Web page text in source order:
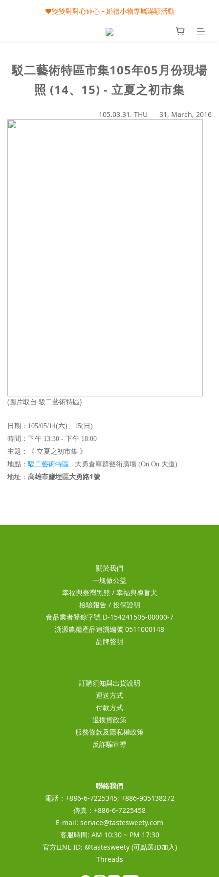
🎀08/01-09/30 秋節月圓家家慶- 滿額即享專屬小禮
❤️雙雙對對心連心 - 婚禮小物專屬滿額活動
🎀08/01-09/30 秋節月圓家家慶- 滿額即享專屬小禮
駁二藝術特區市集105年05月份現場
照 (14、15) - 立夏之初市集
105.03.31. THU 31, March, 2016
(圖片取自 駁二藝術特區)
日期：105/05/14(六)、15(日)
時間：下午 13:30 - 下午 18:00
主題：《 立夏之初市集 》
地點 ：駁二藝術特區 大勇倉庫群藝術廣場 (On On 大道)
地址： 高雄市鹽埕區大勇路1號
關於我們
一塊做公益
幸福與臺灣黑熊 / 幸福與導盲犬
檢驗報告/ 投保證明
食品業者登錄字號 D-154241505-00000-7
溯源農糧產品追溯編號 0511000148
品牌聲明
訂購須知與出貨說明
運送方式
付款方式
退換貨政策
服務條款及隱私權政策
反詐騙宣導
聯絡我們
電話：+886-6-7225345; +886-905138272
傳真：+886-6-7225458
E-mail: service@tastesweety.com
客服時間: AM 10:30 ~ PM 17:30
官方LINE ID: @tastesweety(可點選ID加入)
Threads